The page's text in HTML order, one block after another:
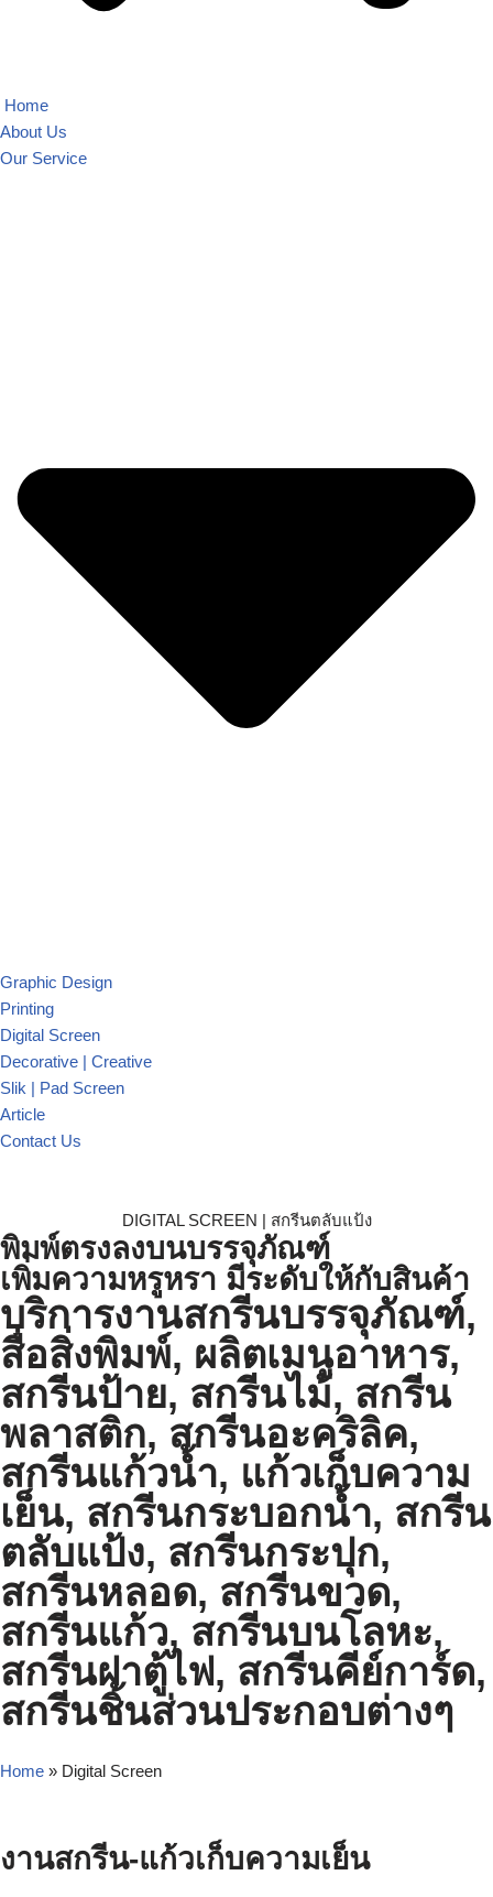
Home
About Us
Our Service
Graphic Design
Printing
Digital Screen
Decorative | Creative
Slik | Pad Screen
Article
Contact Us
DIGITAL SCREEN | สกรีนตลับแป้ง
พิมพ์ตรงลงบนบรรจุภัณฑ์
เพิ่มความหรูหรา มีระดับให้กับสินค้า
บริการงานสกรีนบรรจุภัณฑ์,
สื่อสิ่งพิมพ์, ผลิตเมนูอาหาร,
สกรีนป้าย, สกรีนไม้, สกรีน
พลาสติก, สกรีนอะคริลิค,
สกรีนแก้วน้ำ, แก้วเก็บความ
เย็น, สกรีนกระบอกน้ำ, สกรีน
ตลับแป้ง, สกรีนกระปุก,
สกรีนหลอด, สกรีนขวด,
สกรีนแก้ว, สกรีนบนโลหะ,
สกรีนฝาตู้ไฟ, สกรีนคีย์การ์ด,
สกรีนชิ้นส่วนประกอบต่างๆ
Home » Digital Screen
งานสกรีน-แก้วเก็บความเย็น